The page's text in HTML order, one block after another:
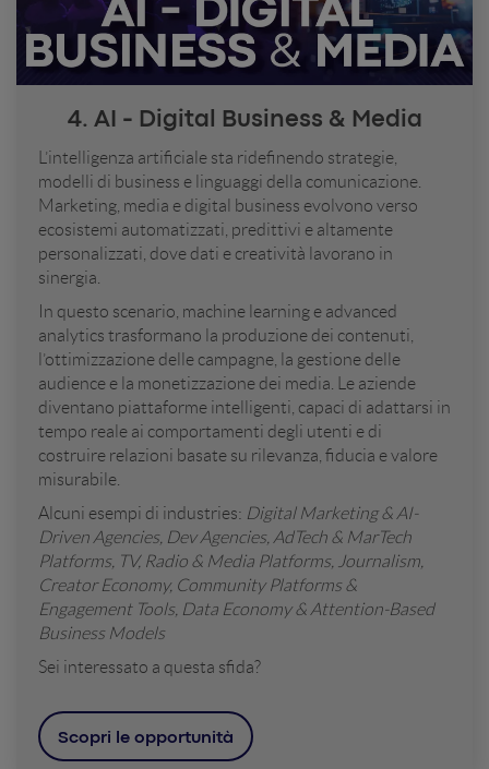
4. AI - Digital Business & Media
L’intelligenza artificiale sta ridefinendo strategie,
modelli di business e linguaggi della comunicazione.
Marketing, media e digital business evolvono verso
ecosistemi automatizzati, predittivi e altamente
personalizzati, dove dati e creatività lavorano in
sinergia.
In questo scenario, machine learning e advanced
analytics trasformano la produzione dei contenuti,
l’ottimizzazione delle campagne, la gestione delle
audience e la monetizzazione dei media. Le aziende
diventano piattaforme intelligenti, capaci di adattarsi in
tempo reale ai comportamenti degli utenti e di
costruire relazioni basate su rilevanza, fiducia e valore
misurabile.
Alcuni esempi di industries: Digital Marketing & AI-
Driven Agencies, Dev Agencies, AdTech & MarTech
Platforms, TV, Radio & Media Platforms, Journalism,
Creator Economy, Community Platforms &
Engagement Tools, Data Economy & Attention-Based
Business Models
Sei interessato a questa sfida?
Scopri le opportunità